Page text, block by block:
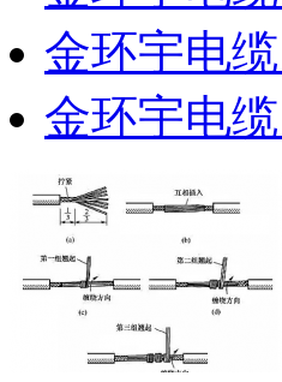
金环宇电
金环宇电